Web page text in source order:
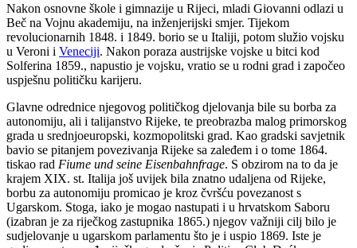
Nakon osnovne škole i gimnazije u Rijeci, mladi Giovanni odlazi u
Beč na Vojnu akademiju, na inženjerijski smjer. Tijekom
revolucionarnih 1848. i 1849. borio se u Italiji, potom služio vojsku
u Veroni i Veneciji. Nakon poraza austrijske vojske u bitci kod
Solferina 1859., napustio je vojsku, vratio se u rodni grad i započeo
uspješnu političku karijeru.
Glavne odrednice njegovog političkog djelovanja bile su borba za
autonomiju, ali i talijanstvo Rijeke, te preobrazba malog primorskog
grada u srednjoeuropski, kozmopolitski grad. Kao gradski savjetnik
bavio se pitanjem povezivanja Rijeke sa zaleđem i o tome 1864.
tiskao rad Fiume und seine Eisenbahnfrage. S obzirom na to da je
krajem XIX. st. Italija još uvijek bila znatno udaljena od Rijeke,
borbu za autonomiju promicao je kroz čvršću povezanost s
Ugarskom. Stoga, iako je mogao nastupati i u hrvatskom Saboru
(izabran je za riječkog zastupnika 1865.) njegov važniji cilj bilo je
sudjelovanje u ugarskom parlamentu što je i uspio 1869. Iste je